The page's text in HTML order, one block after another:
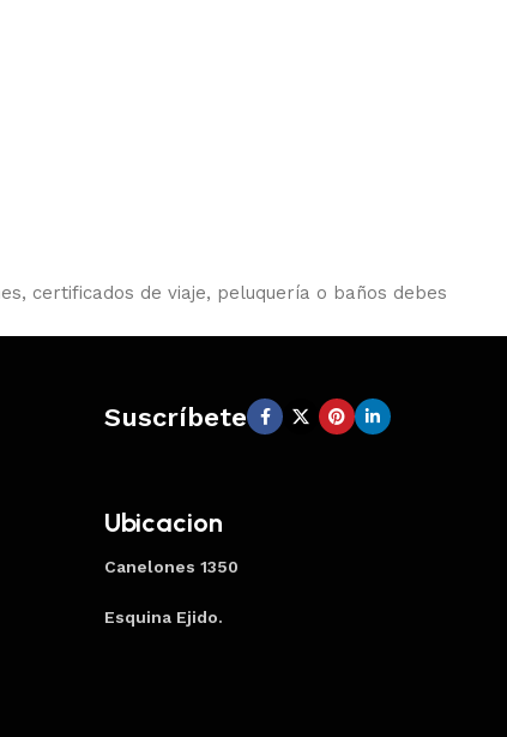
certificados de viaje, peluquería o baños debes
Suscríbete
Ubicacion
Canelones 1350
Esquina Ejido.